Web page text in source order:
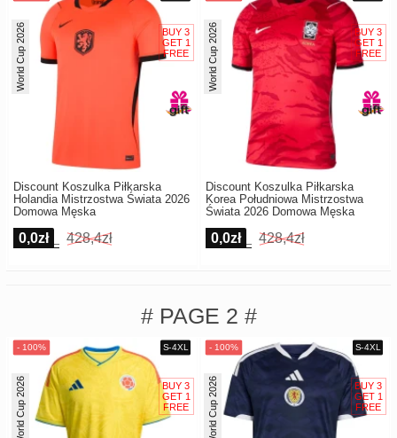
Discount Koszulka Piłkarska
Holandia Mistrzostwa Świata 2026
Domowa Męska
World Cup 2026
0,0zł 428,4zł
Discount Koszulka Piłkarska
Korea Południowa Mistrzostwa
Świata 2026 Domowa Męska
World Cup 2026
0,0zł 428,4zł
# PAGE 2 #
World Cup 2026 World Cup 2026